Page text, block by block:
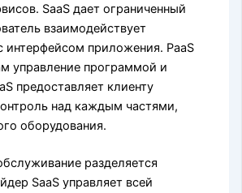
SaaS дает ограниченный
взаимодействует
интерфейсом приложения. PaaS
управление программой и
предоставляет клиенту
над каждым частями,
оборудования.
разделяется
SaaS управляет всей